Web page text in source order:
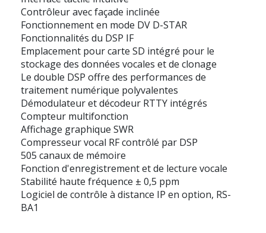
Contrôleur avec façade inclinée
Fonctionnement en mode DV D-STAR
Fonctionnalités du DSP IF
Emplacement pour carte SD intégré pour le
stockage des données vocales et de clonage
Le double DSP offre des performances de
traitement numérique polyvalentes
Démodulateur et décodeur RTTY intégrés
Compteur multifonction
Affichage graphique SWR
Compresseur vocal RF contrôlé par DSP
505 canaux de mémoire
Fonction d'enregistrement et de lecture vocale
Stabilité haute fréquence ± 0,5 ppm
Logiciel de contrôle à distance IP en option, RS-
BA1